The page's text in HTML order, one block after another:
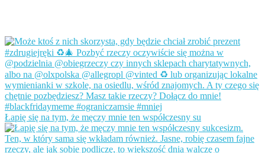
Łapię się na tym, że męczy mnie ten współczesny su